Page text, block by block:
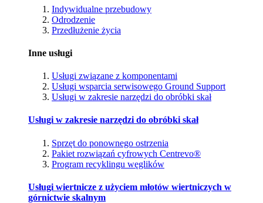
Indywidualne przebudowy
Odrodzenie
Przedłużenie życia
Inne usługi
Usługi związane z komponentami
Usługi wsparcia serwisowego Ground Support
Usługi w zakresie narzędzi do obróbki skał
Usługi w zakresie narzędzi do obróbki skał
Sprzęt do ponownego ostrzenia
Pakiet rozwiązań cyfrowych Centrevo®
Program recyklingu węglików
Usługi wiertnicze z użyciem młotów wiertniczych w
górnictwie skalnym